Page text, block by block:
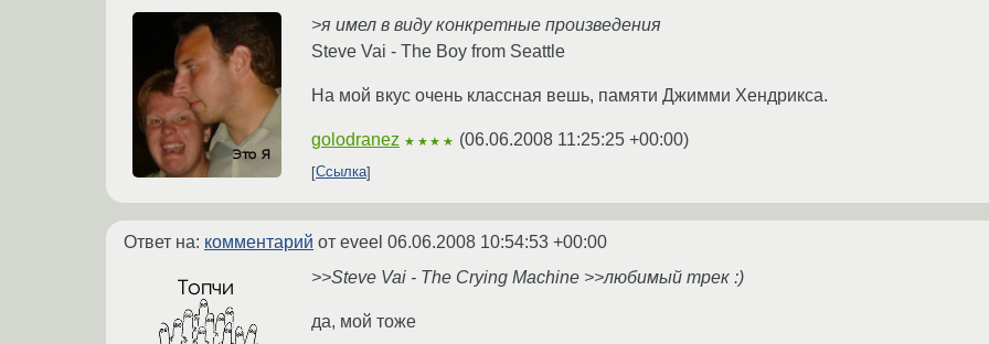
>я имел в виду конкретные произведения
Steve Vai - The Boy from Seattle
На мой вкус очень классная вешь, памяти Джимми Хендрикса.
golodranez ★★★★ (06.06.2008 11:25:25 +00:00)
Ссылка
Ответ на: комментарий от eveel 06.06.2008 10:54:53 +00:00
>>Steve Vai - The Crying Machine >>любимый трек :)
да, мой тоже